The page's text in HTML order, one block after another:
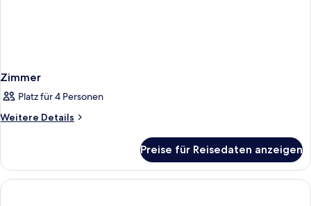
Zimmer
Platz für 4 Personen
Weitere Details
Weitere
Preise für Reisedaten anzeigen